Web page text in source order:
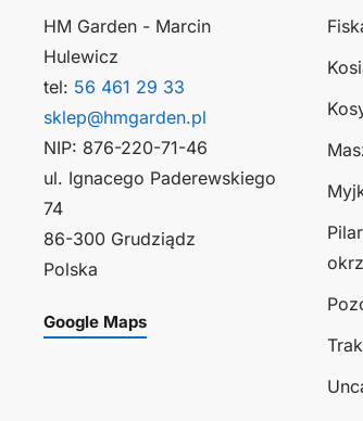
HM Garden - Marcin
Hulewicz
tel: 56 461 29 33
sklep@hmgarden.pl
NIP: 876-220-71-46
ul. Ignacego Paderewskiego
74
86-300 Grudziądz
Polska
Google Maps